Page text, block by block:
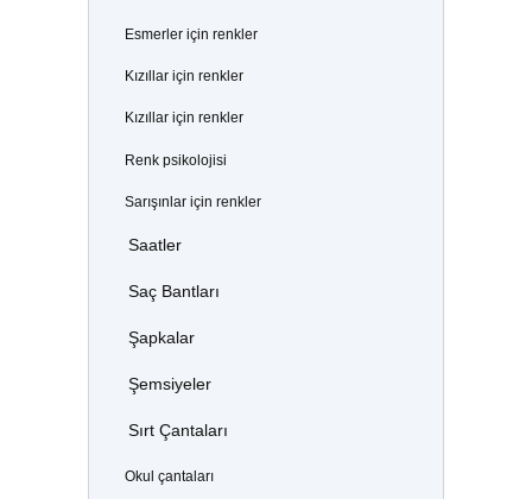
Esmerler için renkler
Kızıllar için renkler
Kızıllar için renkler
Renk psikolojisi
Sarışınlar için renkler
Saatler
Saç Bantları
Şapkalar
Şemsiyeler
Sırt Çantaları
Okul çantaları